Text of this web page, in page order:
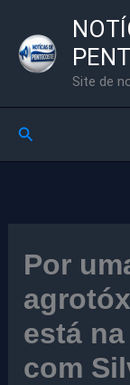
para
Site de
Pesquisar
Por
está
com